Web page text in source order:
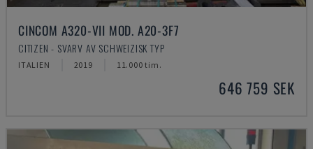
CINCOM A320-VII MOD. A20-3F7
CITIZEN - SVARV AV SCHWEIZISK TYP
ITALIEN 2019 11.000 tim.
646 759 SEK